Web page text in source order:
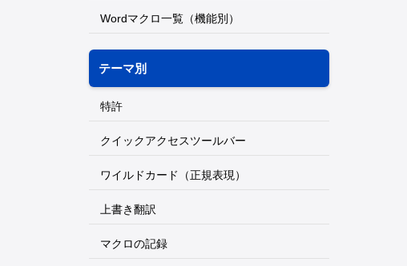
Wordマクロ一覧（機能別）
テーマ別
特許
クイックアクセスツールバー
ワイルドカード（正規表現）
上書き翻訳
マクロの記録